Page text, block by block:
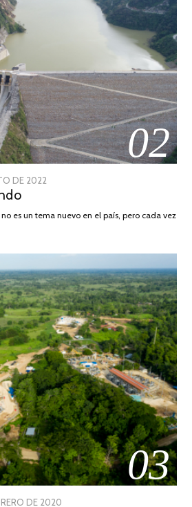
02
DE 2022
DE
es un tema nuevo en el país, pero cada vez
03
DE 2020